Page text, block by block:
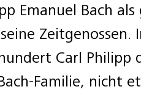
Emanuel Bach
Zeitgenossen.
Carl Philipp
Familie, nicht